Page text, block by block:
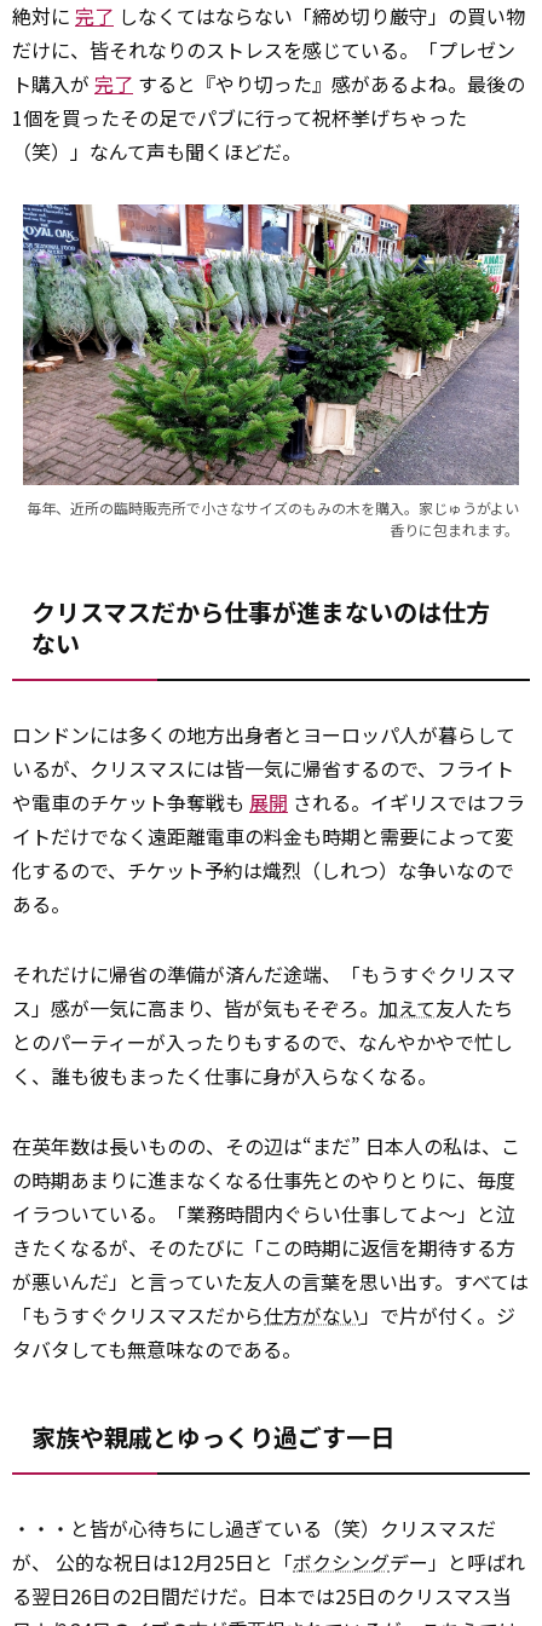
絶対に 完了 しなくてはならない「締め切り厳守」の買い物
だけに、皆それなりのストレスを感じている。「プレゼン
ト購入が 完了 すると『やり切った』感があるよね。最後の
1個を買ったその足でパブに行って祝杯挙げちゃった
（笑）」なんて声も聞くほどだ。
毎年、近所の臨時販売所で小さなサイズのもみの木を購入。家じゅうがよい
香りに包まれます。
クリスマスだから仕事が進まないのは仕方
ない
ロンドンには多くの地方出身者とヨーロッパ人が暮らして
いるが、クリスマスには皆一気に帰省するので、フライト
や電車のチケット争奪戦も 展開 される。イギリスではフラ
イトだけでなく遠距離電車の料金も時期と需要によって変
化するので、チケット予約は熾烈（しれつ）な争いなので
ある。
それだけに帰省の準備が済んだ途端、「もうすぐクリスマ
ス」感が一気に高まり、皆が気もそぞろ。 加えて友人たち
とのパーティーが入ったりもするので、なんやかやで忙し
く、誰も彼もまったく仕事に身が入らなくなる。
在英年数は長いものの、その辺は“まだ” 日本人の私は、こ
の時期あまりに進まなくなる仕事先とのやりとりに、毎度
イラついている。「業務時間内ぐらい仕事してよ～」と泣
きたくなるが、そのたびに「この時期に返信を期待する方
が悪いんだ」と言っていた友人の言葉を思い出す。すべては
「もうすぐクリスマスだから仕方がない」で片が付く。ジ
タバタしても無意味なのである。
家族や親戚とゆっくり過ごす一日
・・・と皆が心待ちにし過ぎている（笑）クリスマスだ
が、 公的な祝日は12月25日と「ボクシングデー」と呼ばれ
る翌日26日の2日間だけだ。日本では25日のクリスマス当